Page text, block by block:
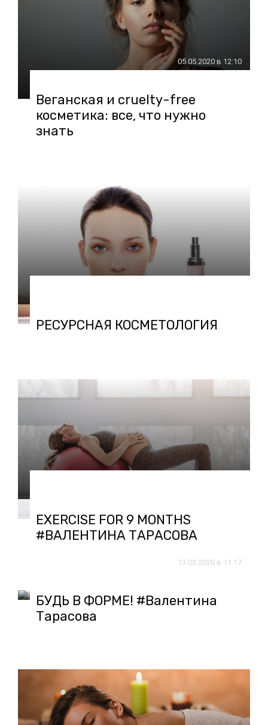
05.05.2020 в 12:10
Веганская и cruelty-free
косметика: все, что нужно
знать
РЕСУРСНАЯ КОСМЕТОЛОГИЯ
EXERCISE FOR 9 MONTHS
#ВАЛЕНТИНА ТАРАСОВА
13.03.2020 в 11:17
БУДЬ В ФОРМЕ! #Валентина
Тарасова